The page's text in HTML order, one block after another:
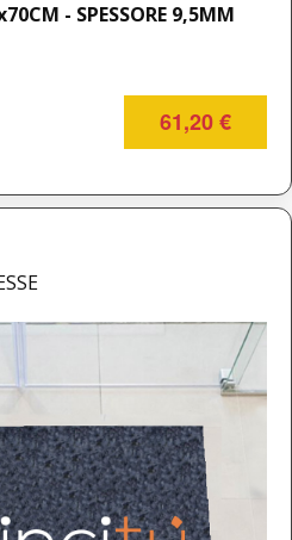
- SPESSORE 9,5MM
61,20 €